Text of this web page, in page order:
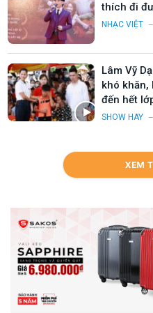
thích đi
NHẠC VIỆT
Lâm Vỹ
khó khăn,
đến hết
SHOW HAY
XEM